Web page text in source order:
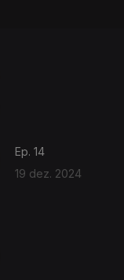
Ep. 14
19 dez. 2024